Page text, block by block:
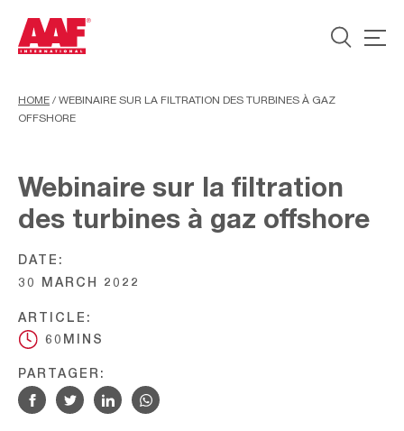
HOME / WEBINAIRE SUR LA FILTRATION DES TURBINES À GAZ
OFFSHORE
Webinaire sur la filtration
des turbines à gaz offshore
DATE:
30 MARCH 2022
ARTICLE:
60MINS
PARTAGER: